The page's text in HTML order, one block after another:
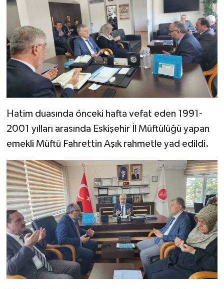
Hatim duasında önceki hafta vefat eden 1991-
2001 yılları arasında Eskişehir İl Müftülüğü yapan
emekli Müftü Fahrettin Aşık rahmetle yad edildi.
Bolu Müftülüğü
Burdur Müftülüğü
Bursa Müftülüğü
Çanakkale Müftülüğü
Çankırı Müftülüğü
Çorum Müftülüğü
Denizli Müftülüğü
Diyarbakır Müftülüğü
Düzce Müftülüğü
Edirne Müftülüğü
Elazığ Müftülüğü
Makaleler
Ekonomi
Duyurular
Podcast
Bilim, Teknoloji
Biyografiler
Diyanet TV
İhtida Haberleri
YAŞAM